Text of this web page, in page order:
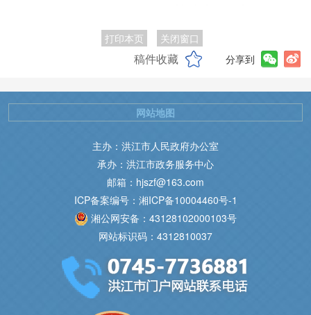
打印本页 关闭窗口
稿件收藏 分享到
主办：洪江市人民政府办公室
承办：洪江市政务服务中心
邮箱：hjszf@163.com
ICP备案编号：湘ICP备10004460号-1
湘公网安备：43128102000103号
网站标识码：4312810037
网站地图